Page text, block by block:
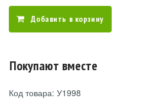
Добавить в корзину
Покупают вместе
Код товара: У1998